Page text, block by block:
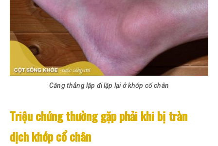
Căng thẳng lặp đi lặp lại ở khớp cổ chân
Triệu chứng thường gặp phải khi bị tràn
dịch khớp cổ chân